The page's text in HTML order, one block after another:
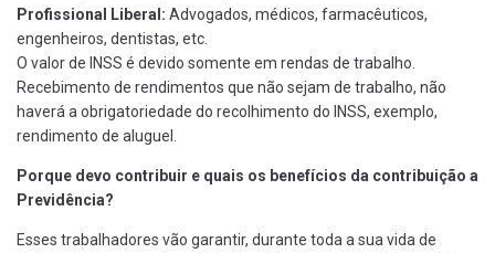
Profissional Liberal: Advogados, médicos, farmacêuticos,
engenheiros, dentistas, etc.
O valor de INSS é devido somente em rendas de trabalho.
Recebimento de rendimentos que não sejam de trabalho, não
haverá a obrigatoriedade do recolhimento do INSS, exemplo,
rendimento de aluguel.
Porque devo contribuir e quais os benefícios da contribuição a
Previdência?
Esses trabalhadores vão garantir, durante toda a sua vida de